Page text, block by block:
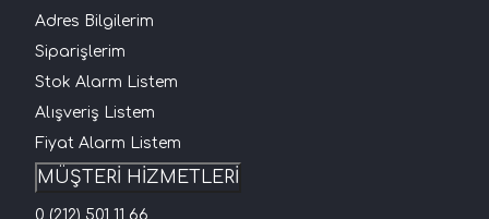
Adres Bilgilerim
Siparişlerim
Stok Alarm Listem
Alışveriş Listem
Fiyat Alarm Listem
MÜŞTERİ HİZMETLERİ
0 (212) 501 11 66